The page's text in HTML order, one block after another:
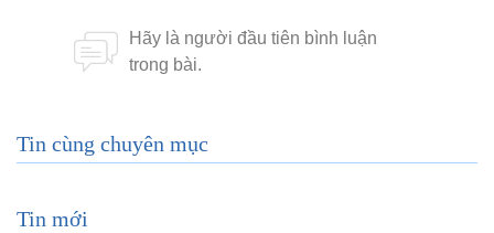
Tin cùng chuyên mục
Tin mới